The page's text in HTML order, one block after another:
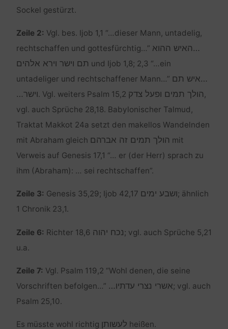
Sockel gestürzt.
Zeile 2: Vgl. bes. Ijob 1,1 “…dieser Mann, untadelig,
rechtschaffen und gottesfürchtig…” …האיש ההוא
תם וישר וירא אלהים und Ijob 1,8; 2,3 “…ein
untadeliger und rechtschaffener Mann…” …איש תם
וישר…. Vgl. weiters Psalm 15,2 הולך תמים ופעל צדק ,
vgl. auch Sprüche 28,18. Babylonischer Talmud,
Traktat Makkot 24a setzt den makellos Wandelnden
mit Abraham gleich הולך תמים זה אברהם mit
Verweis auf Genesis 17,1 “… er (der Herr) sprach zu
ihm (Abraham): … sei rechtschaffen”.
Zeile 3: Genesis 35,29; Ijob 42,17 ושבע ימים; ähnlich
1 Chronik 23,1.
Zeile 6: Richter 18,6 נכח יהוה ; vgl. auch Sprüche 5,21
u.a.
Zeile 7: Vgl. Psalm 119,2 “Wohl denen, die seine
Vorschriften befolgen…” אשרי נצרי עדתיו…; vgl. auch
Psalm 25,10.
Es müsste wohl richtig לעשותן heißen.